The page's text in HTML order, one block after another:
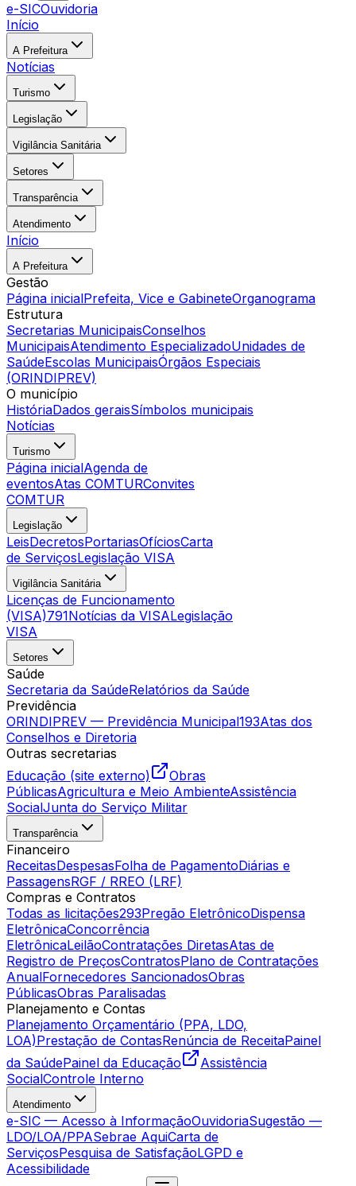
e-SICOuvidoria
Início
A Prefeitura
Notícias
Turismo
Legislação
Vigilância Sanitária
Setores
Transparência
Atendimento
Início
A Prefeitura
Gestão
Página inicialPrefeita, Vice e GabineteOrganograma
Estrutura
Secretarias MunicipaisConselhos
MunicipaisAtendimento EspecializadoUnidades de
SaúdeEscolas MunicipaisÓrgãos Especiais
(ORINDIPREV)
O município
HistóriaDados geraisSímbolos municipais
Notícias
Turismo
Página inicialAgenda de
eventosAtas COMTURConvites
COMTUR
Legislação
LeisDecretosPortariasOfíciosCarta
de ServiçosLegislação VISA
Vigilância Sanitária
Licenças de Funcionamento
(VISA)791Notícias da VISALegislação
VISA
Setores
Saúde
Secretaria da SaúdeRelatórios da Saúde
Previdência
ORINDIPREV — Previdência Municipal193Atas dos
Conselhos e Diretoria
Outras secretarias
Educação (site externo)
Obras
PúblicasAgricultura e Meio AmbienteAssistência
SocialJunta do Serviço Militar
Transparência
Financeiro
ReceitasDespesasFolha de PagamentoDiárias e
PassagensRGF / RREO (LRF)
Compras e Contratos
Todas as licitações293Pregão EletrônicoDispensa
EletrônicaConcorrência
EletrônicaLeilãoContratações DiretasAtas de
Registro de PreçosContratosPlano de Contratações
AnualFornecedores SancionadosObras
PúblicasObras Paralisadas
Planejamento e Contas
Planejamento Orçamentário (PPA, LDO,
LOA)Prestação de ContasRenúncia de ReceitaPainel
da SaúdePainel da Educação
Assistência
SocialControle Interno
Atendimento
e-SIC — Acesso à InformaçãoOuvidoriaSugestão —
LDO/LOA/PPASebrae AquiCarta de
ServiçosPesquisa de SatisfaçãoLGPD e
Acessibilidade